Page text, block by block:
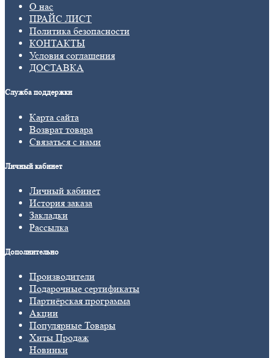
О нас
ПРАЙС ЛИСТ
Политика безопасности
КОНТАКТЫ
Условия соглашения
ДОСТАВКА
Служба поддержки
Карта сайта
Возврат товара
Связаться с нами
Личный кабинет
Личный кабинет
История заказа
Закладки
Рассылка
Дополнительно
Производители
Подарочные сертификаты
Партнёрская программа
Акции
Популярные Товары
Хиты Продаж
Новинки